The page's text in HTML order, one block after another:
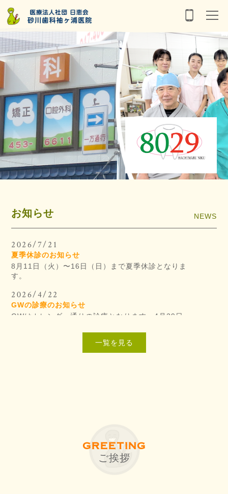
お知らせ NEWS
2026/7/21
夏季休診のお知らせ
8月11日（火）〜16日（日）まで夏季休診となりま
す。
2026/4/22
GWの診療のお知らせ
GWはカレンダー通りの診療となります。4月29日
年末年始の診療のお知らせ
一覧を見る
GREETING
ご挨拶